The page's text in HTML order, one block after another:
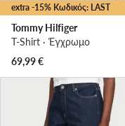
extra -15% Κωδικός: LAST
Tommy Hilfiger
T-Shirt · Έγχρωμο
69,99€